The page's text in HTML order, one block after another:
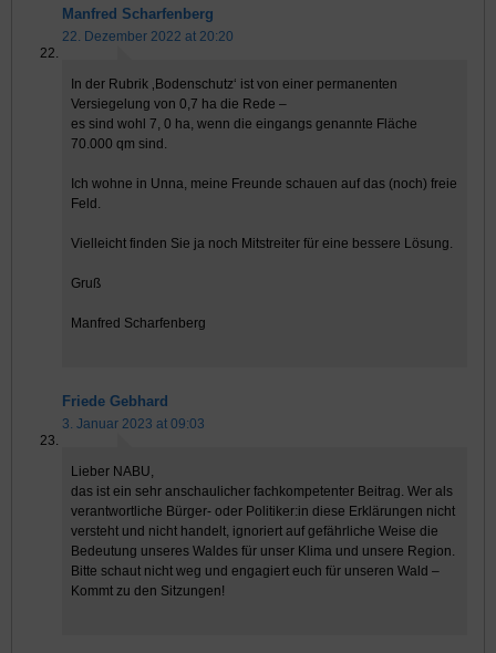
Manfred Scharfenberg
22. Dezember 2022 at 20:20
In der Rubrik ‚Bodenschutz‘ ist von einer permanenten
Versiegelung von 0,7 ha die Rede –
es sind wohl 7, 0 ha, wenn die eingangs genannte Fläche
70.000 qm sind.
Ich wohne in Unna, meine Freunde schauen auf das (noch) freie
Feld.
Vielleicht finden Sie ja noch Mitstreiter für eine bessere Lösung.
Gruß
Manfred Scharfenberg
Friede Gebhard
3. Januar 2023 at 09:03
Lieber NABU,
das ist ein sehr anschaulicher fachkompetenter Beitrag. Wer als
verantwortliche Bürger- oder Politiker:in diese Erklärungen nicht
versteht und nicht handelt, ignoriert auf gefährliche Weise die
Bedeutung unseres Waldes für unser Klima und unsere Region.
Bitte schaut nicht weg und engagiert euch für unseren Wald –
Kommt zu den Sitzungen!